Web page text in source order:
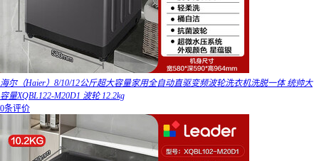
海尔（Haier）8/10/12公斤超大容量家用全自动直驱变频波轮洗衣机洗脱一体 统帅大
容量XQBL122-M20D1 波轮 12.2kg
0条评价